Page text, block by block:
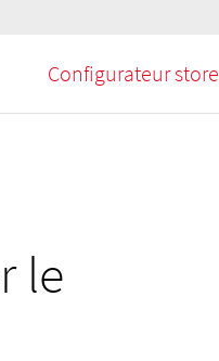
Configurateur
le